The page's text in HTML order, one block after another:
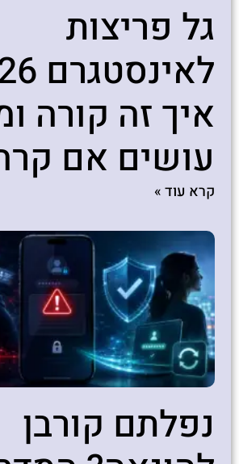
גל פריצות
איך זה קורה
עושים אם
קרא עוד »
נפלתם קורבן